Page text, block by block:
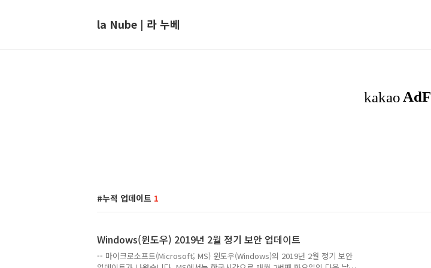
la Nube | 라 누베
누적 업데이트 1
Windows(윈도우) 2019년 2월 정기 보안 업데이트
-- 마이크로소프트(Microsoft; MS) 윈도우(Windows)의 2019년 2월 정기 보안